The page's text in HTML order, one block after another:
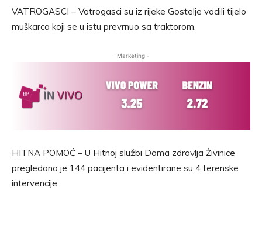
VATROGASCI – Vatrogasci su iz rijeke Gostelje vadili tijelo
muškarca koji se u istu prevrnuo sa traktorom.
- Marketing -
HITNA POMOĆ – U Hitnoj službi Doma zdravlja Živinice
pregledano je 144 pacijenta i evidentirane su 4 terenske
intervencije.